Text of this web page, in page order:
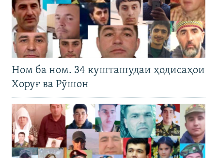
Ном ба ном. 34 кушташудаи ҳодисаҳои
Хоруғ ва Рӯшон